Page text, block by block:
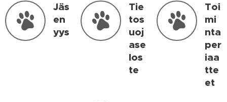
Jäs
en
yys
Tie
tos
uoj
ase
los
te
Toi
mi
nta
per
iaa
tte
et